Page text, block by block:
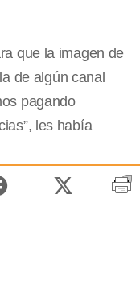
que la imagen de
de algún canal
pagando
les había